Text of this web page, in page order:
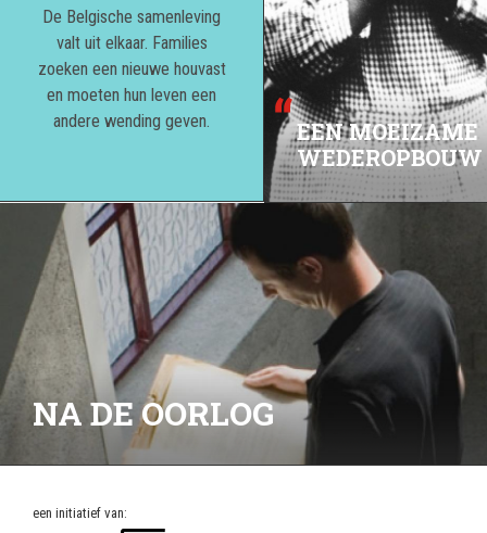
EEN MOEIZAME
WEDEROPBOUW
De Belgische samenleving
valt uit elkaar. Families
zoeken een nieuwe houvast
en moeten hun leven een
andere wending geven.
NA DE OORLOG
een initiatief van: